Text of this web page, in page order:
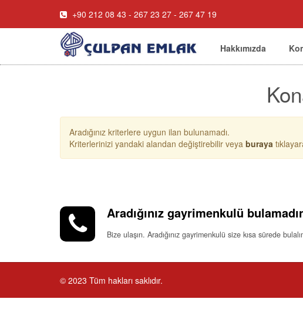
+90 212 08 43 - 267 23 27 - 267 47 19
Hakkımızda
Aradığınız kriterlere uygun ilan bulunamadı.
Kriterlerinizi yandaki alandan değiştirebilir veya buraya
Aradığınız gayrimenkulü
Bize ulaşın. Aradığınız gayrimenkulü size kısa sürede
© 2023 Tüm hakları saklıdır.